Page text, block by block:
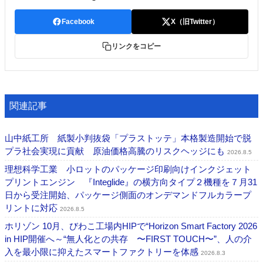
Facebook X（旧Twitter）
リンクをコピー
関連記事
山中紙工所 紙製小判抜袋「プラストッテ」本格製造開始で脱
プラ社会実現に貢献 原油価格高騰のリスクヘッジにも 2026.8.5
理想科学工業 小ロットのパッケージ印刷向けインクジェット
プリントエンジン 『Integlide』の横方向タイプ２機種を７月31
日から受注開始、パッケージ側面のオンデマンドフルカラープ
リントに対応 2026.8.5
ホリゾン 10月、びわこ工場内HIPで“Horizon Smart Factory 2026
in HIP開催へ～“無人化との共存 〜FIRST TOUCH〜”、人の介
入を最小限に抑えたスマートファクトリーを体感 2026.8.3